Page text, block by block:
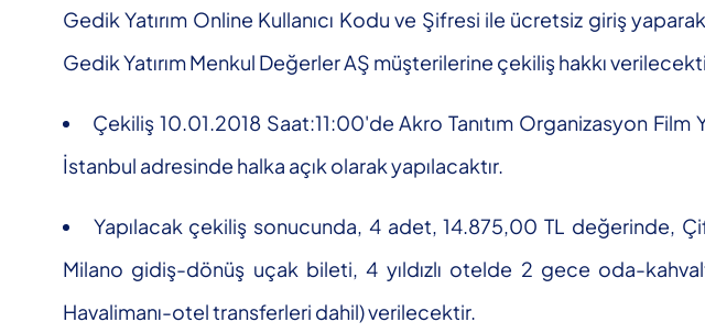
Gedik Yatırım Online Kullanıcı Kodu ve Şifresi ile ücretsiz giriş
Gedik Yatırım Menkul Değerler AŞ müşterilerine çekiliş hakkı
Çekiliş 10.01.2018 Saat:11:00'de Akro Tanıtım Organizasyon
İstanbul adresinde halka açık olarak yapılacaktır.
Yapılacak çekiliş sonucunda, 4 adet, 14.875,00 TL değerinde,
Milano gidiş-dönüş uçak bileti, 4 yıldızlı otelde 2 gece oda-
Havalimanı-otel transferleri dahil) verilecektir.